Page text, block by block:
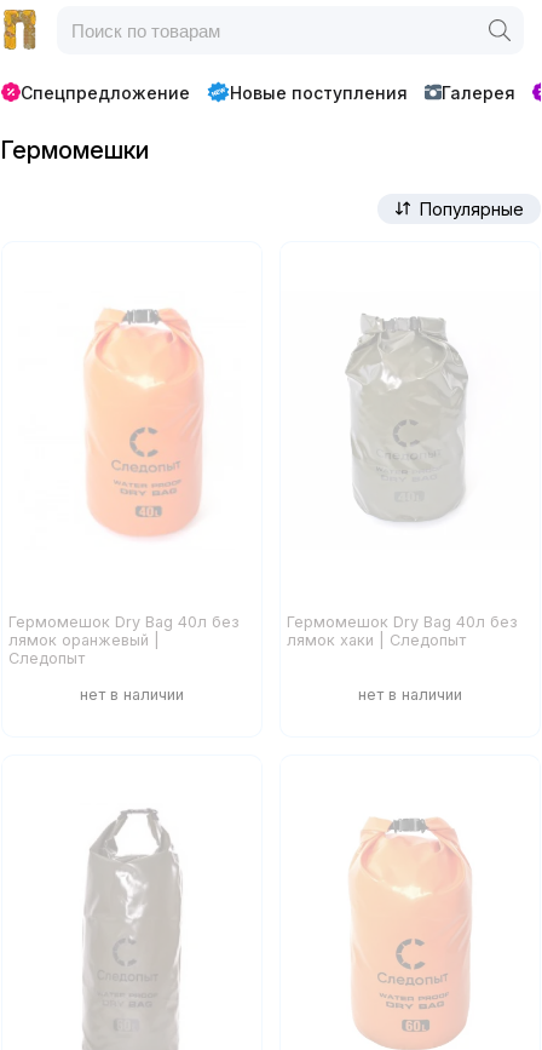
Спецпредложение Новые поступления Галерея
Гермомешки
Популярные
Гермомешок Dry Bag 40л без
лямок оранжевый |
Следопыт
Гермомешок Dry Bag 40л без
лямок хаки | Следопыт